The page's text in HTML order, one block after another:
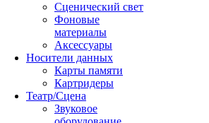
Сценический свет
Фоновые
материалы
Аксессуары
Носители данных
Карты памяти
Картридеры
Театр/Сцена
Звуковое